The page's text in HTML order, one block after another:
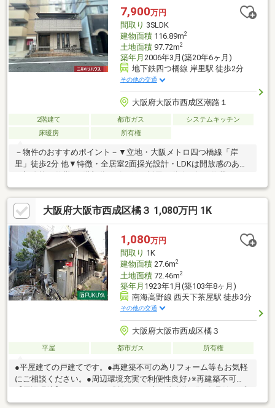
と7.5帖のお部屋はロフトがあり収納もたくさんで安心です♪是非
ご気軽にお問い合わせください♪7,900万円
間取り 3SLDK
建物面積116.89m2
土地面積97.72m2
築年月 2006年3月(築20年6ヶ月)
地下鉄四つ橋線 岸里駅 徒歩2分
その他の交通
大阪府大阪市西成区潮路１
2階建て 都市ガス
システムキッチン
床暖房
所有権
－物件のおすすめポイント－▼立地・大阪メトロ四つ橋線「岸
里」徒歩2分 他▼特徴・全居室2面採光設計・LDKは開放感のある
いL字型キッチン・客間としても利用可能な和室は床の間・バルコ
ニー付・全居室に収納を設置▼設備・床暖房(LDK・洗面室・1階
主寝室・2階洋室)・食洗機・浄水器・トイレ2ヶ所▼周辺環境・サ
ンディ岸里駅前店 徒歩1分(約50m)・大阪市立岸里小学校 徒歩3分
(約190m)■ ご希望の住まい探しをお手伝いします
━━━━━・・・物件の詳細・ご相談はお気軽にお問い合わせく
ださい。
大阪府大阪市西成区橘３ 1,080万円 1K
1,080万円
間取り 1K
建物面積27.6m2
土地面積72.46m2
築年月 1923年1月(築103年8ヶ月)
南海高野線 西天下茶屋駅 徒歩3分
その他の交通
大阪府大阪市西成区橘３
平屋 都市ガス 所有権
●平屋建ての戸建てです。●再建築不可の為リフォーム等もお気軽
にご相談ください。●周辺環境充実で利便性良好♪※再建築不可
ロ 天下茶屋店 徒歩約5分●ライフ西天下茶屋店 徒歩約9分●橘第